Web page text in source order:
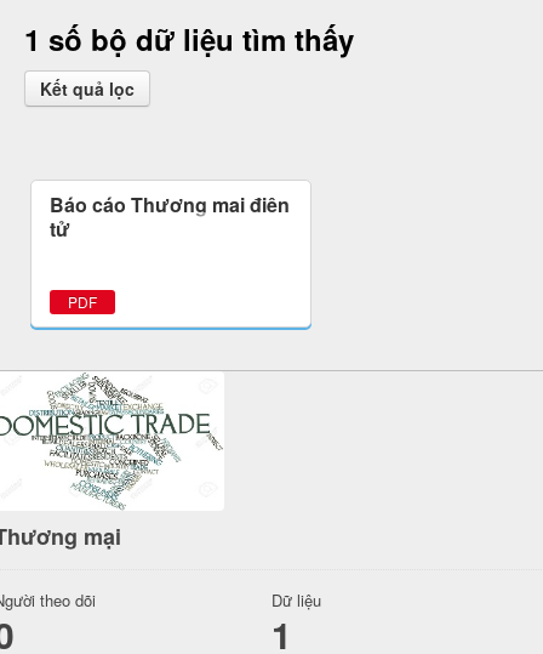
1 số bộ dữ liệu tìm thấy
Kết quả lọc
Báo cáo Thương mại điện
tử
PDF
mại
theo dõi Dữ liệu
1